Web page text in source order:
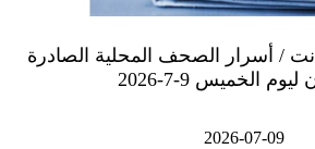
/ أسرار الصحف المحلية الصادرة
الخميس 9-7-2026
2026-07-09